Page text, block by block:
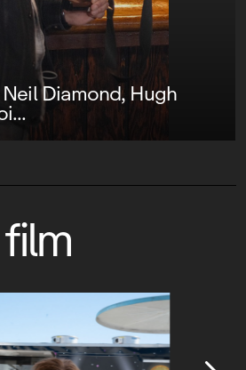
Diamond, Hugh
film